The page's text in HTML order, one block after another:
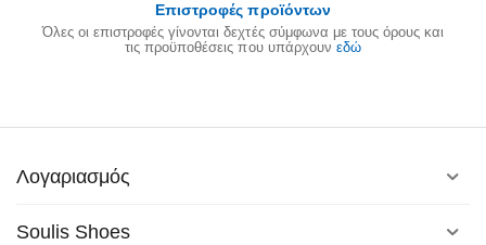
Επιστροφές προϊόντων
Όλες οι επιστροφές γίνονται δεχτές σύμφωνα με τους όρους και
τις προϋποθέσεις που υπάρχουν εδώ
Λογαριασμός
Soulis Shoes